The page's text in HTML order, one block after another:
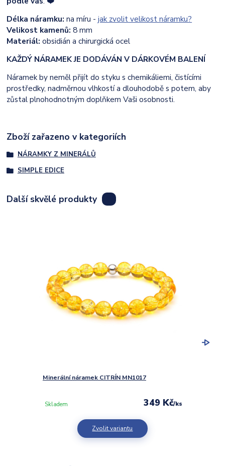
Délka náramku:na míru -jak zvolit velikost náramku?
Velikost kamenů:8 mm
Materiál: obsidián a chirurgická ocel
KAŽDÝ NÁRAMEK JE DODÁVÁN V DÁRKOVÉM BALENÍ
Náramek by neměl přijít do styku s chemikáliemi, čistícími
prostředky, nadměrnou vlhkostí a dlouhodobě s potem, aby
zůstal plnohodnotným doplňkem Vaši osobnosti.
Zboží zařazeno v kategoriích
NÁRAMKY Z MINERÁLŮ
SIMPLE EDICE
Další skvělé produkty
Minerální náramek CITRÍN MN1017
349 Kč/ks
Skladem
Zvolit variantu